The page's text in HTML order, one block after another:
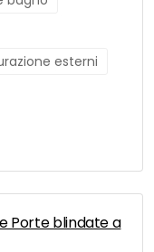
esterni
Porte blindate a